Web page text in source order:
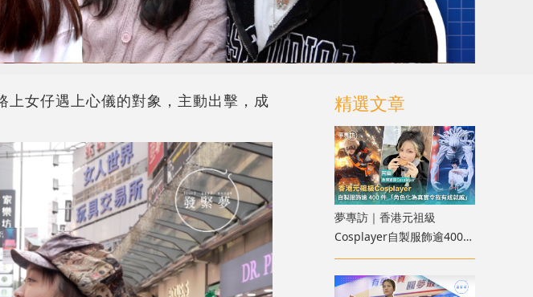
女仔遇上心儀的對象，主動出擊，成
精選文章
夢專訪｜香港元祖級
Cosplayer自製服飾逾400
件：角色化為真實令我有成
就感！